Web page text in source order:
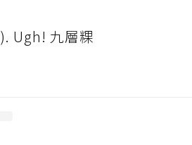
Ugh! 九層粿